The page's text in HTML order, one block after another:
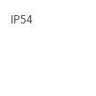
IP54